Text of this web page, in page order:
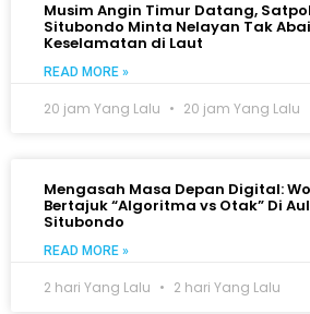
Musim Angin Timur Datang,
Situbondo Minta Nelayan Tak
Keselamatan di Laut
READ MORE »
20 jam Yang Lalu 20 jam Yang Lalu
Mengasah Masa Depan Digital:
Bertajuk “Algoritma vs Otak” Di
Situbondo
READ MORE »
2 hari Yang Lalu 2 hari Yang Lalu